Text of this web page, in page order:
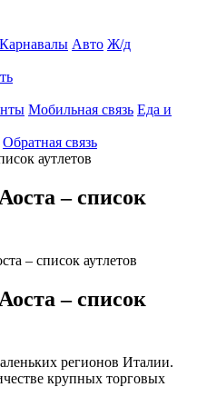
Карнавалы Авто Ж/д
Мобильная связь Еда и
Обратная связь
– список
– список аутлетов
– список
регионов Италии.
крупных торговых